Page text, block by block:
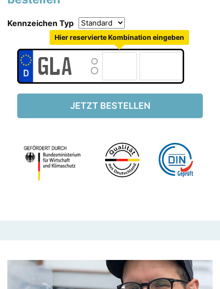
Kennzeichen Typ
Hier reservierte Kombination eingeben
JETZT BESTELLEN